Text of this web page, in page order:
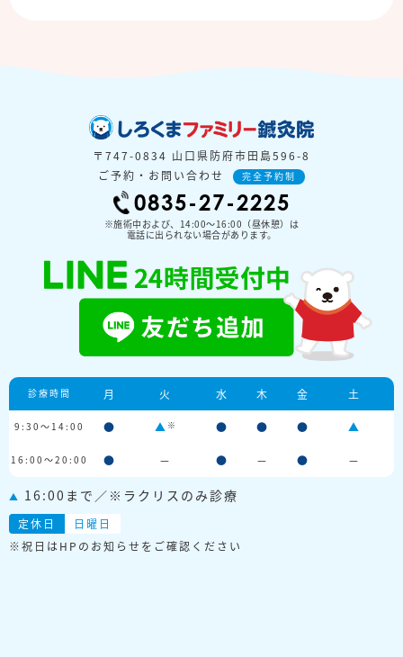
〒747-0834 山口県防府市田島596-8
ご予約・お問い合わせ
完全予約制
0835-27-2225
※施術中および、14:00〜16:00（昼休憩）は
電話に出られない場合があります。
診療時間 月 火 水 木 金 土
9:30～14:00 ● ▲ ※ ● ● ● ▲
16:00～20:00 ● － ● － ● －
▲ 16:00まで／※ラクリスのみ診療
定休日
日曜日
※祝日はHPのお知らせをご確認ください